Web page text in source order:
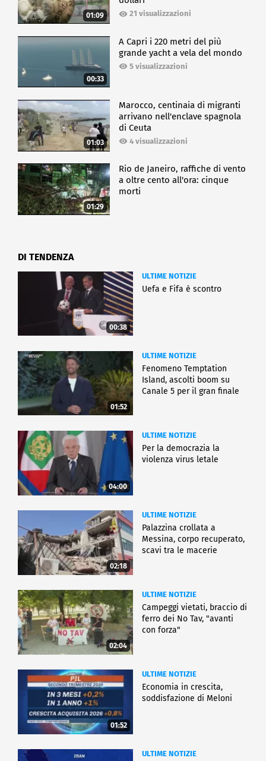
01:09 21 visualizzazioni
00:33
A Capri i 220 metri del più
grande yacht a vela del mondo
5 visualizzazioni
01:03
Marocco, centinaia di migranti
arrivano nell'enclave spagnola
di Ceuta
4 visualizzazioni
01:29
Rio de Janeiro, raffiche di vento
a oltre cento all'ora: cinque
morti
DI TENDENZA
00:38
ULTIME NOTIZIE
Uefa e Fifa è scontro
01:52
ULTIME NOTIZIE
Fenomeno Temptation
Island, ascolti boom su
Canale 5 per il gran finale
04:00
ULTIME NOTIZIE
Per la democrazia la
violenza virus letale
02:18
ULTIME NOTIZIE
Palazzina crollata a
Messina, corpo recuperato,
scavi tra le macerie
02:04
ULTIME NOTIZIE
Campeggi vietati, braccio di
ferro dei No Tav, "avanti
con forza"
01:52
ULTIME NOTIZIE
Economia in crescita,
soddisfazione di Meloni
ULTIME NOTIZIE